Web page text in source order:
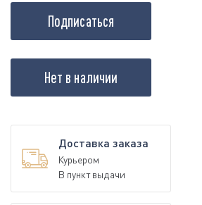
Подписаться
Нет в наличии
Доставка заказа
Курьером
В пункт выдачи